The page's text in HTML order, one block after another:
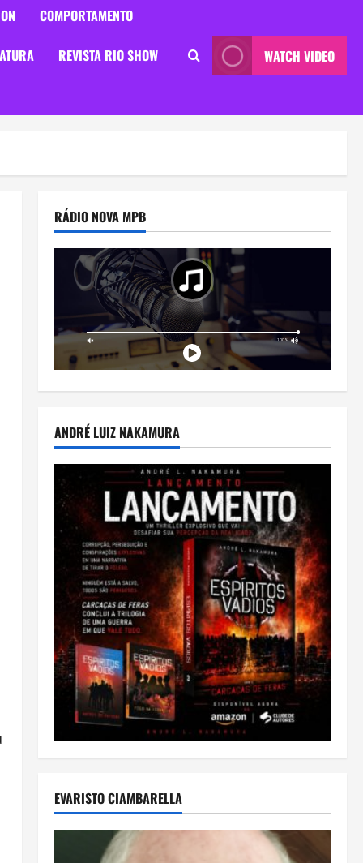
COMPORTAMENTO
REVISTA RIO SHOW WATCH VIDEO
RÁDIO NOVA MPB
ANDRÉ LUIZ NAKAMURA
EVARISTO CIAMBARELLA